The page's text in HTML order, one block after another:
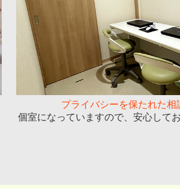
プライバシーを保たれた相
個室になっていますので、安心して